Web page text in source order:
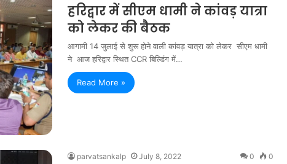
हरिद्वार में सीएम धामी ने कांवड़ यात्रा
को लेकर की बैठक
आगामी 14 जुलाई से शुरू होने वाली कांवड़ यात्रा को लेकर सीएम धामी
ने आज हरिद्वार स्थित CCR बिल्डिंग में…
Read More »
parvatsankalp July 8, 2022 0 0